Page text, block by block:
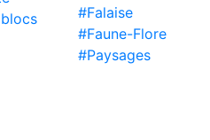
#Falaise
#Faune-Flore
#Paysages